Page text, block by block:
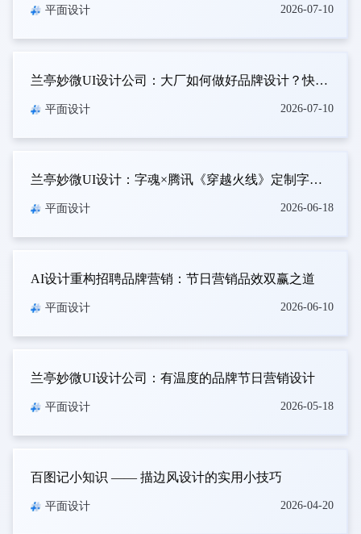
平面设计 2026-07-10
兰亭妙微UI设计公司：大厂如何做好品牌设计？快手光合计划完整设计全流程复盘
平面设计 2026-07-10
兰亭妙微UI设计：字魂×腾讯《穿越火线》定制字体上线！打造沉浸式枪战世界
平面设计 2026-06-18
AI设计重构招聘品牌营销：节日营销品效双赢之道
平面设计 2026-06-10
兰亭妙微UI设计公司：有温度的品牌节日营销设计
平面设计 2026-05-18
百图记小知识 —— 描边风设计的实用小技巧
平面设计 2026-04-20